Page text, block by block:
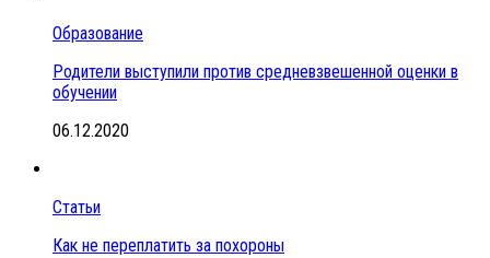
Образование
Родители выступили против средневзвешенной оценки в
обучении
06.12.2020
Статьи
Как не переплатить за похороны